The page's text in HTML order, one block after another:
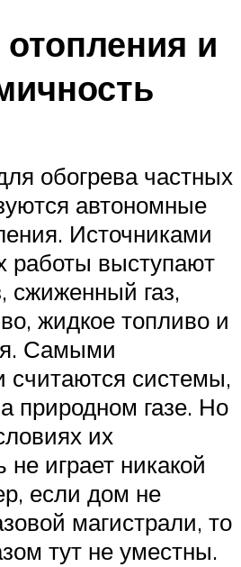
и
обогрева частных
автономные
Источниками
работы выступают
сжиженный газ,
жидкое топливо и
Самыми
системы,
природном газе. Но
их
не играет никакой
если дом не
магистрали, то
тут не уместны.